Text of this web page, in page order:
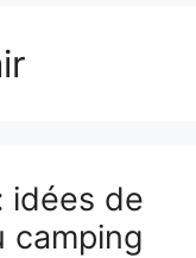
idées de
camping